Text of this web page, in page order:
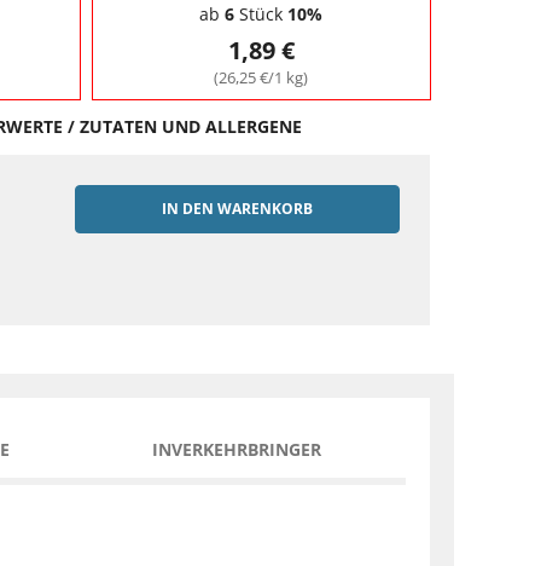
ab 6 Stück 10%
1,89 €
(26,25 €/1 kg)
/ ZUTATEN UND ALLERGENE
IN DEN WARENKORB
INVERKEHRBRINGER